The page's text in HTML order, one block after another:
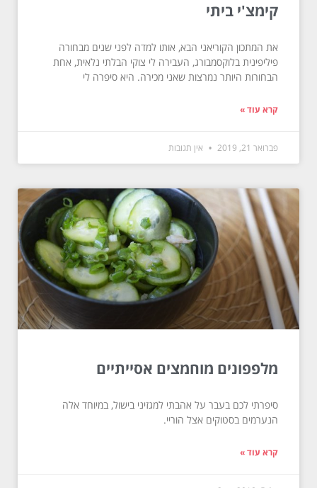
קימצ'י ביתי
את המתכון הקוריאני הבא, אותו למדה לפני שנים מבחורה
פיליפינית בלוקסמבורג, העבירה לי צוקי הבלתי נלאית, אחת
הבחורות היותר נמרצות שאני מכירה. היא סיפרה לי
קרא עוד »
פברואר 21, 2019 אין תגובות
מלפפונים מוחמצים אסייתיים
סיפרתי לכם בעבר על אהבתי למגזיני בישול, במיוחד אלה
הנערמים בסטוקים אצל הוריי.
קרא עוד »